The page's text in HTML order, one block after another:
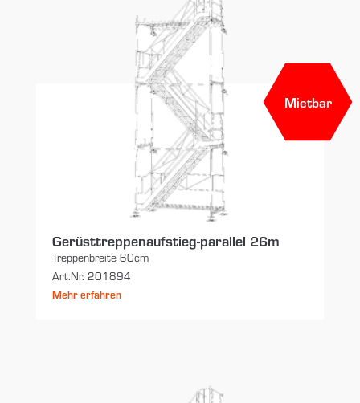
Mietbar
Gerüsttreppenaufstieg-parallel 26m
Treppenbreite 60cm
Art.Nr. 201894
Mehr erfahren